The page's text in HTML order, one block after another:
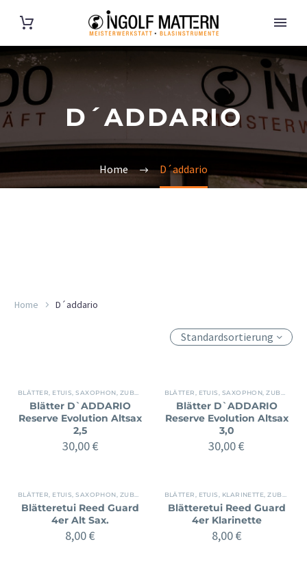
D´ADDARIO
Home D´addario
Home D´addario
Standardsortierung
BLÄTTER, ETUIS ,SAXOPHON ZUBEHÖR
Blätter D`ADDARIO
Reserve Evolution Altsax
2,5
30,00€
BLÄTTER, ETUIS SAXOPHON ,ZUBEHÖR
Blätter D`ADDARIO
Reserve Evolution Altsax
3,0
30,00€
BLÄTTER, ETUIS ,SAXOPHON ZUBEHÖR
Blätteretui Reed Guard
4er Alt Sax.
8,00€
BLÄTTER, ETUIS KLARINETTE ,ZUBEHÖR
Blätteretui Reed Guard
4er Klarinette
8,00€